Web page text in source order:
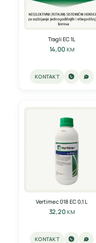
Tragli EC 1L
14,00 KM
KONTAKT
Vertimec 018 EC 0,1 L
32,20 KM
KONTAKT